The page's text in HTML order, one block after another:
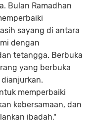
Bulan Ramadhan
sayang di antara
dengan
tetangga. Berbuka
yang berbuka
memperbaiki
kebersamaan, dan
ibadah,"